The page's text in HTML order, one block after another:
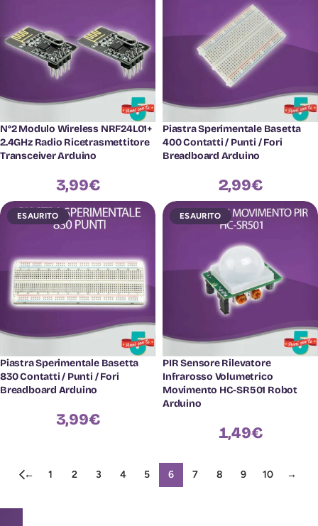
N°2 Modulo Wireless NRF24L01+
2.4GHz Radio Ricetrasmettitore
Transceiver Arduino
3,99€
Piastra Sperimentale Basetta
400 Contatti / Punti / Fori
Breadboard Arduino
2,99€
ESAURITO
Piastra Sperimentale Basetta
830 Contatti / Punti / Fori
Breadboard Arduino
3,99€
ESAURITO
PIR Sensore Rilevatore
Infrarosso Volumetrico
Movimento HC-SR501 Robot
Arduino
1,49€
← 1 2 3 4 5 6 7 8 9 10 →